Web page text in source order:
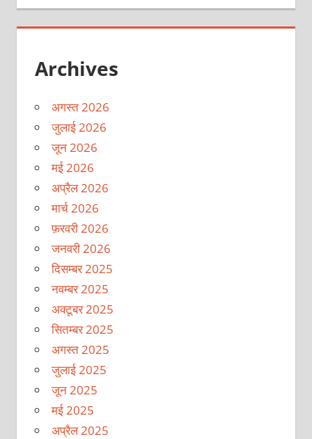
Archives
अगस्त 2026
जुलाई 2026
जून 2026
मई 2026
अप्रैल 2026
मार्च 2026
फ़रवरी 2026
जनवरी 2026
दिसम्बर 2025
नवम्बर 2025
अक्टूबर 2025
सितम्बर 2025
अगस्त 2025
जुलाई 2025
जून 2025
मई 2025
अप्रैल 2025